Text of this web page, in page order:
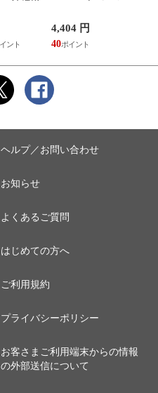
4,404 円
40
ヘルプ／お問い合わせ
お知らせ
よくあるご質問
はじめての方へ
ご利用規約
プライバシーポリシー
お客さまご利用端末からの情報
の外部送信について